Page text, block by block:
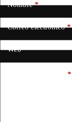
Nombre*
Correo electrónico*
Web
*